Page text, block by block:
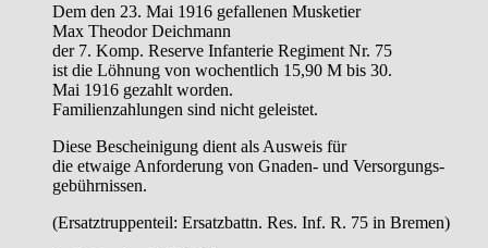
Dem den 23. Mai 1916 gefallenen Musketier
Max Theodor Deichmann
der 7. Komp. Reserve Infanterie Regiment Nr. 75
ist die Löhnung von wochentlich 15,90 M bis 30.
Mai 1916 gezahlt worden.
Familienzahlungen sind nicht geleistet.
Diese Bescheinigung dient als Ausweis für
die etwaige Anforderung von Gnaden- und Versorgungs-
gebührnissen.
(Ersatztruppenteil: Ersatzbattn. Res. Inf. R. 75 in Bremen)